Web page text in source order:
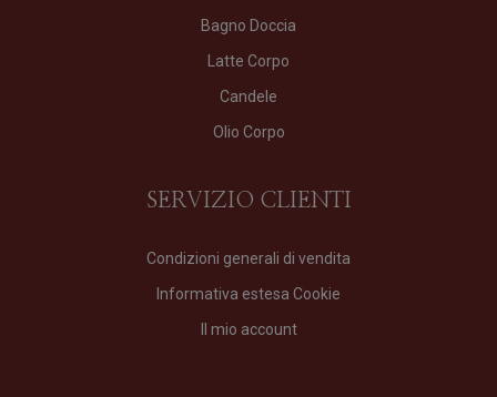
Bagno Doccia
Latte Corpo
Candele
Olio Corpo
SERVIZIO CLIENTI
Condizioni generali di vendita
Informativa estesa Cookie
Il mio account